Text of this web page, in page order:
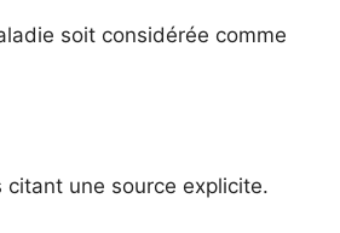
soit considérée comme
une source explicite.